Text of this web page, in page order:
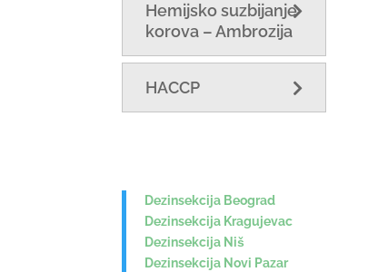
Hemijsko suzbijanje
korova – Ambrozija
HACCP
Dezinsekcija Beograd
Dezinsekcija Kragujevac
Dezinsekcija Niš
Dezinsekcija Novi Pazar